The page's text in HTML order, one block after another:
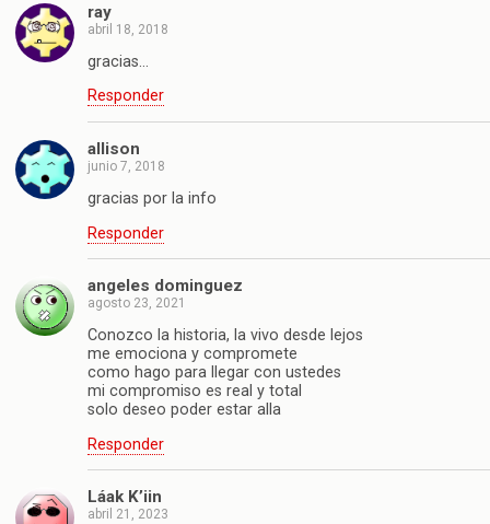
ray
abril 18, 2018
gracias…
Responder
allison
junio 7, 2018
gracias por la info
Responder
angeles dominguez
agosto 23, 2021
Conozco la historia, la vivo desde lejos
me emociona y compromete
como hago para llegar con ustedes
mi compromiso es real y total
solo deseo poder estar alla
Responder
Láak K’iin
abril 21, 2023